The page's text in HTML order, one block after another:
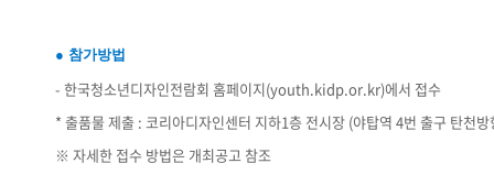
● 참가방법
- 한국청소년디자인전람회 홈페이지(youth.kidp.or.kr)에서 접수
* 출품물 제출 : 코리아디자인센터 지하1층 전시장 (야탑역 4번 출구 탄천방
※ 자세한 접수 방법은 개최공고 참조